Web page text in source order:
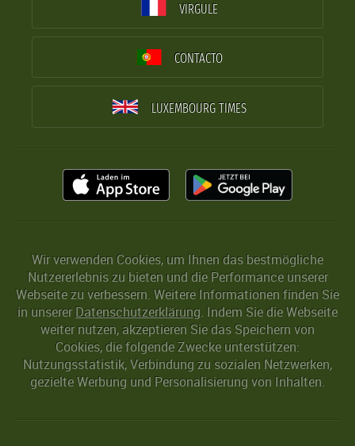
VIRGULE
CONTACTO
LUXEMBOURG TIMES
Wir verwenden Cookies, um Ihnen das bestmögliche
Nutzererlebnis zu bieten und die Performance unserer
Webseite zu verbessern. Weitere Informationen finden Sie
in unserer Datenschutzerklärung. Indem Sie die Webseite
weiter nutzen, akzeptieren Sie das Speichern von
Cookies, die folgende Zwecke unterstützen:
Nutzungsstatistik, Verbindung zu sozialen Netzwerken,
gezielte Werbung und Personalisierung von Inhalten.